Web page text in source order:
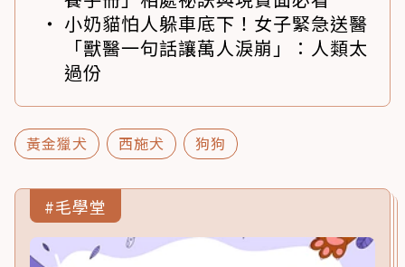
小奶貓怕人躲車底下！女子緊急送醫
「獸醫一句話讓萬人淚崩」：人類太
過份
黃金獵犬 西施犬 狗狗
#毛學堂